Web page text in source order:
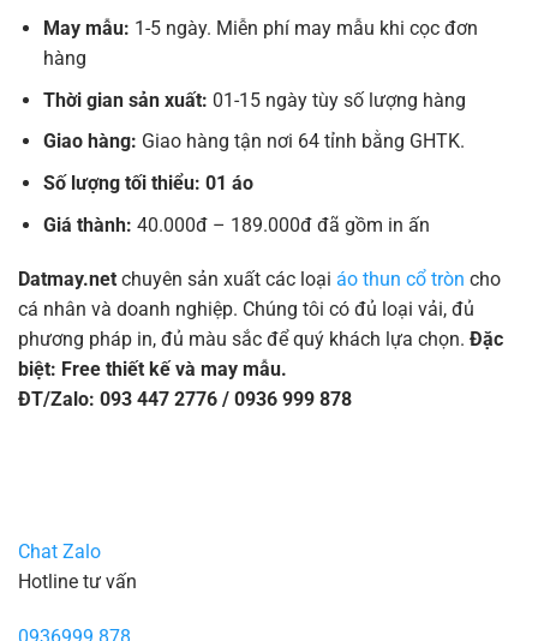
May mẫu: 1-5 ngày. Miễn phí may mẫu khi cọc đơn
hàng
Thời gian sản xuất: 01-15 ngày tùy số lượng hàng
Giao hàng: Giao hàng tận nơi 64 tỉnh bằng GHTK.
Số lượng tối thiểu: 01 áo
Giá thành: 40.000đ – 189.000đ đã gồm in ấn
Datmay.net chuyên sản xuất các loại áo thun cổ tròn cho
cá nhân và doanh nghiệp. Chúng tôi có đủ loại vải, đủ
phương pháp in, đủ màu sắc để quý khách lựa chọn. Đặc
biệt: Free thiết kế và may mẫu.
ĐT/Zalo: 093 447 2776 / 0936 999 878
Chat Zalo
Hotline tư vấn